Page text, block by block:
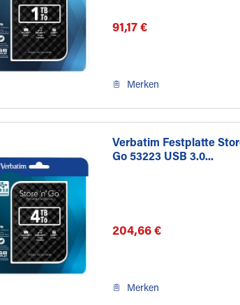
91,17 €
Merken
Verbatim Festplatte
Go 53223 USB 3.0...
204,66 €
Merken